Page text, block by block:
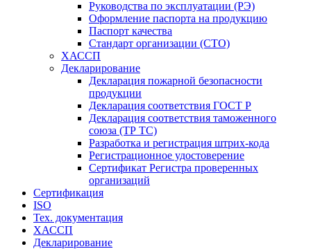
Руководства по эксплуатации (РЭ)
Оформление паспорта на продукцию
Паспорт качества
Стандарт организации (СТО)
ХАССП
Декларирование
Декларация пожарной безопасности
продукции
Декларация соответствия ГОСТ Р
Декларация соответствия таможенного
союза (ТР ТС)
Разработка и регистрация штрих-кода
Регистрационное удостоверение
Сертификат Регистра проверенных
организаций
Сертификация
ISO
Тех. документация
ХАССП
Декларирование